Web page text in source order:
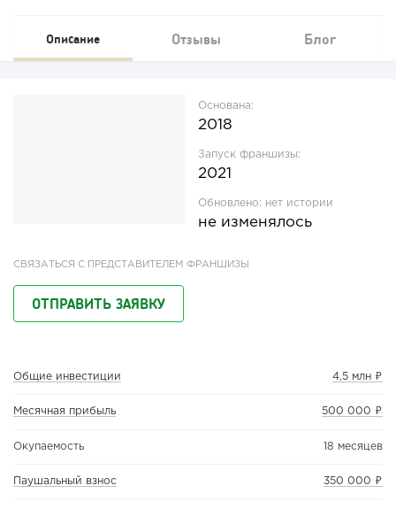
Описание Отзывы Блог
Основана:
2018
Запуск франшизы:
2021
Обновлено: нет истории
не изменялось
СВЯЗАТЬСЯ С ПРЕДСТАВИТЕЛЕМ ФРАНШИЗЫ
ОТПРАВИТЬ ЗАЯВКУ
Общие инвестиции 4,5 млн ₽
Месячная прибыль 500 000 ₽
Окупаемость 18 месяцев
Паушальный взнос 350 000 ₽